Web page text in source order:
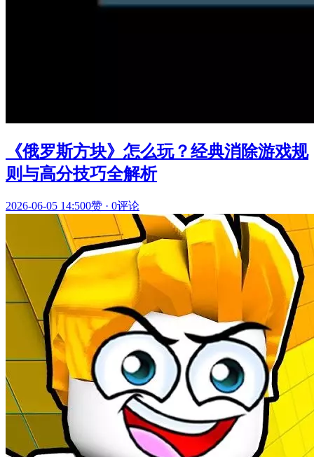
《俄罗斯方块》怎么玩？经典消除游戏规
则与高分技巧全解析
2026-06-05 14:500赞 · 0评论